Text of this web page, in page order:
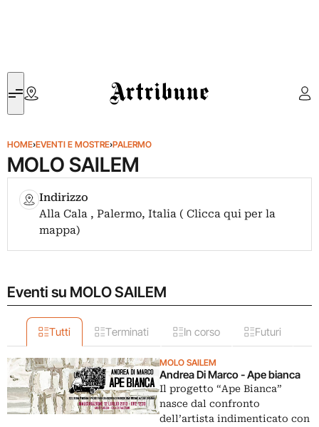
Artribune
HOME›EVENTI E MOSTRE›PALERMO
MOLO SAILEM
Indirizzo
Alla Cala , Palermo, Italia ( Clicca qui per la
mappa)
Eventi su MOLO SAILEM
Tutti Terminati In corso Futuri
MOLO SAILEM
Andrea Di Marco - Ape bianca
Il progetto “Ape Bianca”
nasce dal confronto
dell’artista indimenticato con